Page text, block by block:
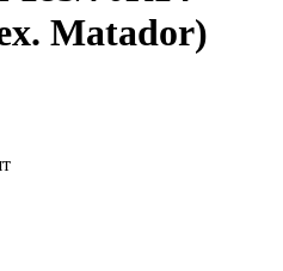
Matador)